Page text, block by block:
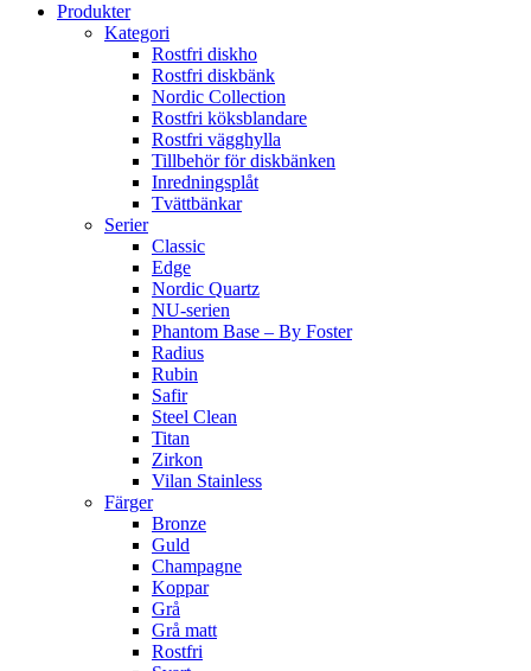
Produkter
Kategori
Rostfri diskho
Rostfri diskbänk
Nordic Collection
Rostfri köksblandare
Rostfri vägghylla
Tillbehör för diskbänken
Inredningsplåt
Tvättbänkar
Serier
Classic
Edge
Nordic Quartz
NU-serien
Phantom Base – By Foster
Radius
Rubin
Safir
Steel Clean
Titan
Zirkon
Vilan Stainless
Färger
Bronze
Guld
Champagne
Koppar
Grå
Grå matt
Rostfri